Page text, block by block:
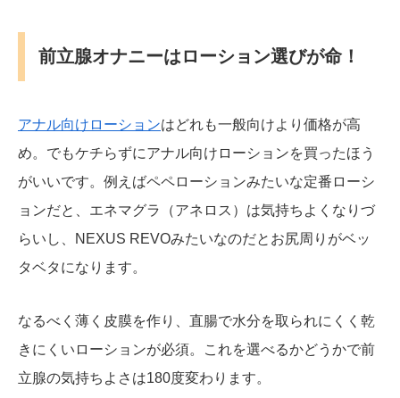
前立腺オナニーはローション選びが命！
アナル向けローションはどれも一般向けより価格が高
め。でもケチらずにアナル向けローションを買ったほう
がいいです。例えばペペローションみたいな定番ローシ
ョンだと、エネマグラ（アネロス）は気持ちよくなりづ
らいし、NEXUS REVOみたいなのだとお尻周りがベッ
タベタになります。
なるべく薄く皮膜を作り、直腸で水分を取られにくく乾
きにくいローションが必須。これを選べるかどうかで前
立腺の気持ちよさは180度変わります。